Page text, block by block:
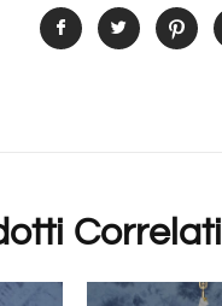
Correlati